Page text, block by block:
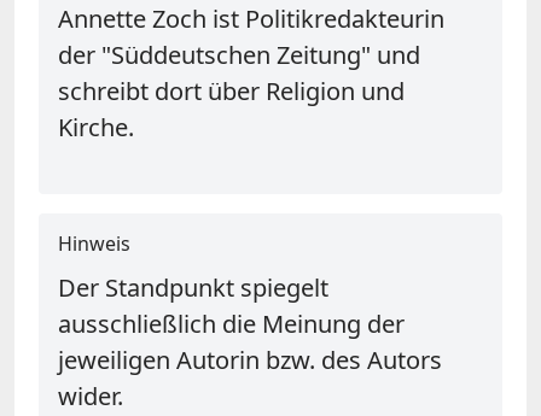
Annette Zoch ist Politikredakteurin
der "Süddeutschen Zeitung" und
schreibt dort über Religion und
Kirche.
Hinweis
Der Standpunkt spiegelt
ausschließlich die Meinung der
jeweiligen Autorin bzw. des Autors
wider.